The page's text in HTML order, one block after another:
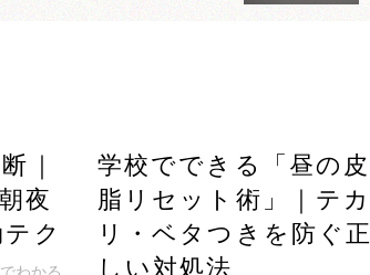
｜
夜
ク
わかる
学校でできる「昼の皮
脂リセット術」｜テカ
リ・ベタつきを防ぐ正
しい対処法